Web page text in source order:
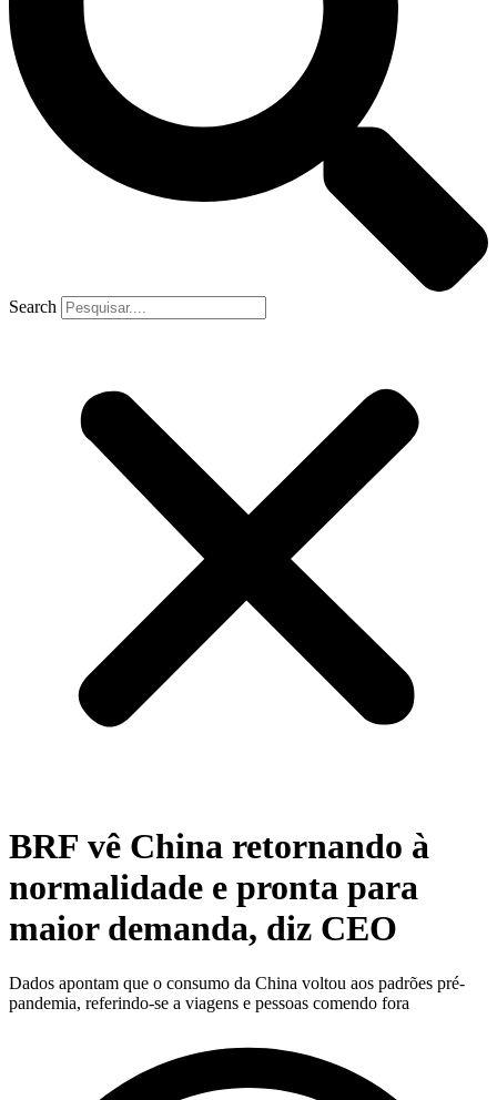
Search
BRF vê China retornando à
normalidade e pronta para
maior demanda, diz CEO
Dados apontam que o consumo da China voltou aos padrões pré-
pandemia, referindo-se a viagens e pessoas comendo fora